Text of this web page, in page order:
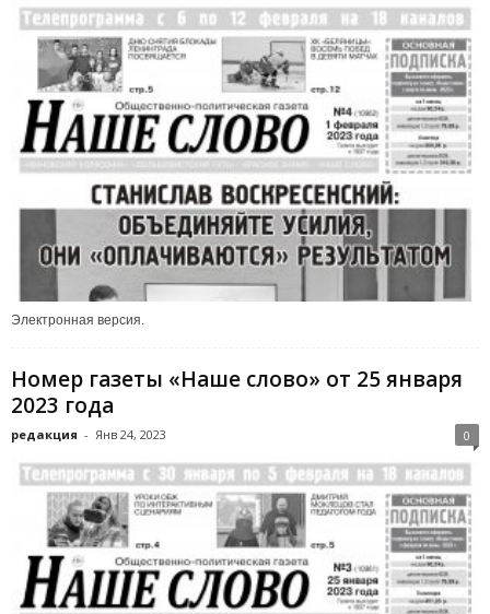
Электронная версия.
Номер газеты «Наше слово» от 25 января
2023 года
редакция - Янв 24, 2023 0